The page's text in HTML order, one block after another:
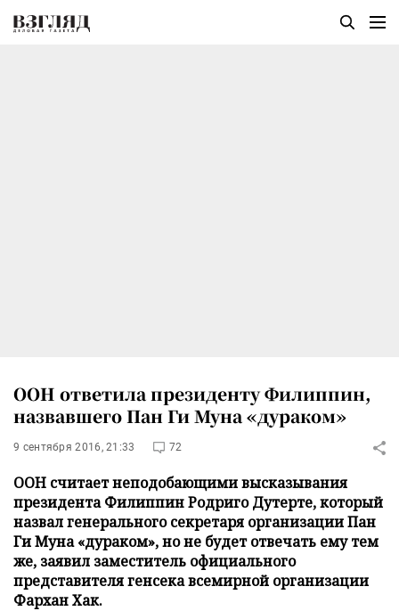
ООН ответила президенту Филиппин,
назвавшего Пан Ги Муна «дураком»
9 сентября 2016, 21:33 72
ООН считает неподобающими высказывания
президента Филиппин Родриго Дутерте, который
назвал генерального секретаря организации Пан
Ги Муна «дураком», но не будет отвечать ему тем
же, заявил заместитель официального
представителя генсека всемирной организации
Фархан Хак.